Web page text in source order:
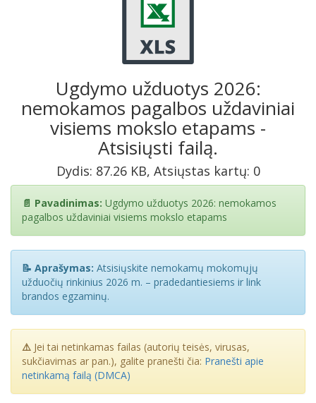
Ugdymo užduotys 2026:
nemokamos pagalbos uždaviniai
visiems mokslo etapams -
Atsisiųsti failą.
Dydis: 87.26 KB, Atsiųstas kartų: 0
📄 Pavadinimas: Ugdymo užduotys 2026: nemokamos
pagalbos uždaviniai visiems mokslo etapams
📝 Aprašymas: Atsisiųskite nemokamų mokomųjų
užduočių rinkinius 2026 m. – pradedantiesiems ir link
brandos egzaminų.
⚠️ Jei tai netinkamas failas (autorių teisės, virusas,
sukčiavimas ar pan.), galite pranešti čia: Pranešti apie
netinkamą failą (DMCA)